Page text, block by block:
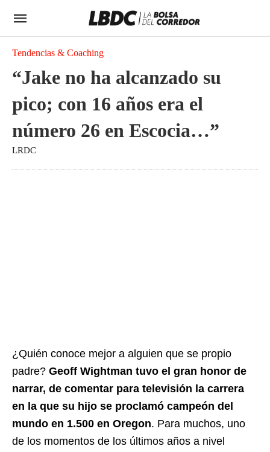
Tendencias & Coaching
“Jake no ha alcanzado su
pico; con 16 años era el
número 26 en Escocia…”
LRDC
¿Quién conoce mejor a alguien que se propio
padre? Geoff Wightman tuvo el gran honor de
narrar, de comentar para televisión la carrera
en la que su hijo se proclamó campeón del
mundo en 1.500 en Oregon. Para muchos, uno
de los momentos de los últimos años a nivel